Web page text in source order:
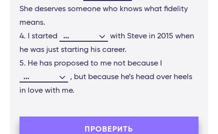
She deserves someone who knows what fidelity
means.
4. I started
...
with Steve in 2015 when
he was just starting his career.
5. He has proposed to me not because I
...
, but because he’s head over heels
in love with me.
ПРОВЕРИТЬ